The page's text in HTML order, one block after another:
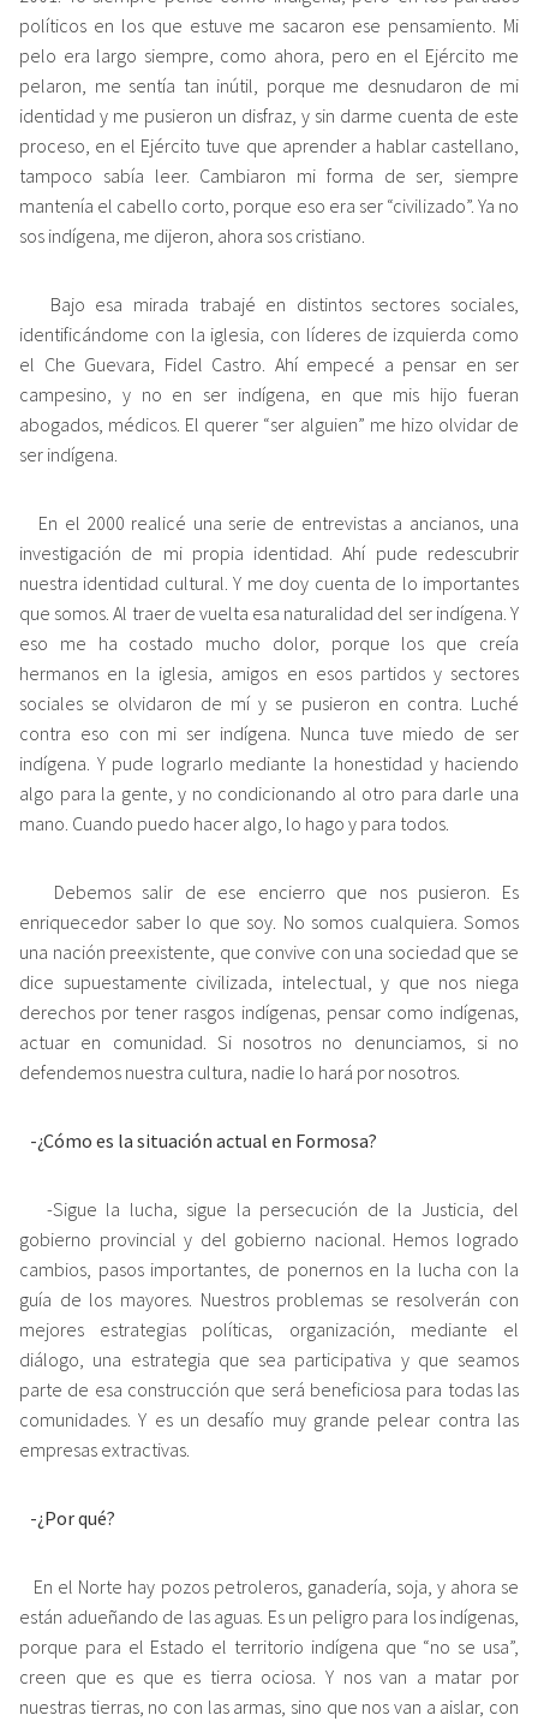
políticos en los que estuve me sacaron ese pensamiento. Mi
pelo era largo siempre, como ahora, pero en el Ejército me
pelaron, me sentía tan inútil, porque me desnudaron de mi
identidad y me pusieron un disfraz, y sin darme cuenta de este
proceso, en el Ejército tuve que aprender a hablar castellano,
tampoco sabía leer. Cambiaron mi forma de ser, siempre
mantenía el cabello corto, porque eso era ser “civilizado”. Ya no
sos indígena, me dijeron, ahora sos cristiano.
Bajo esa mirada trabajé en distintos sectores sociales,
identificándome con la iglesia, con líderes de izquierda como
el Che Guevara, Fidel Castro. Ahí empecé a pensar en ser
campesino, y no en ser indígena, en que mis hijo fueran
abogados, médicos. El querer “ser alguien” me hizo olvidar de
ser indígena.
En el 2000 realicé una serie de entrevistas a ancianos, una
investigación de mi propia identidad. Ahí pude redescubrir
nuestra identidad cultural. Y me doy cuenta de lo importantes
que somos. Al traer de vuelta esa naturalidad del ser indígena. Y
eso me ha costado mucho dolor, porque los que creía
hermanos en la iglesia, amigos en esos partidos y sectores
sociales se olvidaron de mí y se pusieron en contra. Luché
contra eso con mi ser indígena. Nunca tuve miedo de ser
indígena. Y pude lograrlo mediante la honestidad y haciendo
algo para la gente, y no condicionando al otro para darle una
mano. Cuando puedo hacer algo, lo hago y para todos.
Debemos salir de ese encierro que nos pusieron. Es
enriquecedor saber lo que soy. No somos cualquiera. Somos
una nación preexistente, que convive con una sociedad que se
dice supuestamente civilizada, intelectual, y que nos niega
derechos por tener rasgos indígenas, pensar como indígenas,
actuar en comunidad. Si nosotros no denunciamos, si no
defendemos nuestra cultura, nadie lo hará por nosotros.
-¿Cómo es la situación actual en Formosa?
-Sigue la lucha, sigue la persecución de la Justicia, del
gobierno provincial y del gobierno nacional. Hemos logrado
cambios, pasos importantes, de ponernos en la lucha con la
guía de los mayores. Nuestros problemas se resolverán con
mejores estrategias políticas, organización, mediante el
diálogo, una estrategia que sea participativa y que seamos
parte de esa construcción que será beneficiosa para todas las
comunidades. Y es un desafío muy grande pelear contra las
empresas extractivas.
-¿Por qué?
En el Norte hay pozos petroleros, ganadería, soja, y ahora se
están adueñando de las aguas. Es un peligro para los indígenas,
porque para el Estado el territorio indígena que “no se usa”,
creen que es que es tierra ociosa. Y nos van a matar por
nuestras tierras, no con las armas, sino que nos van a aislar, con